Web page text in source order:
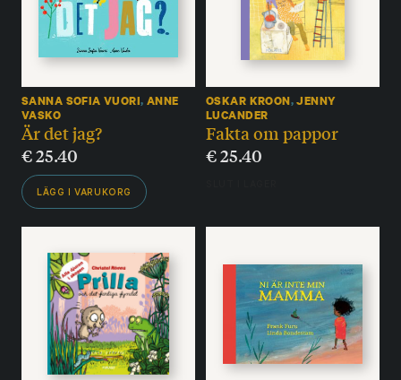
SANNA SOFIA VUORI, ANNE
VASKO
Är det jag?
€25.40
LÄGG I VARUKORG
OSKAR KROON,JENNY
LUCANDER
Fakta om pappor
€25.40